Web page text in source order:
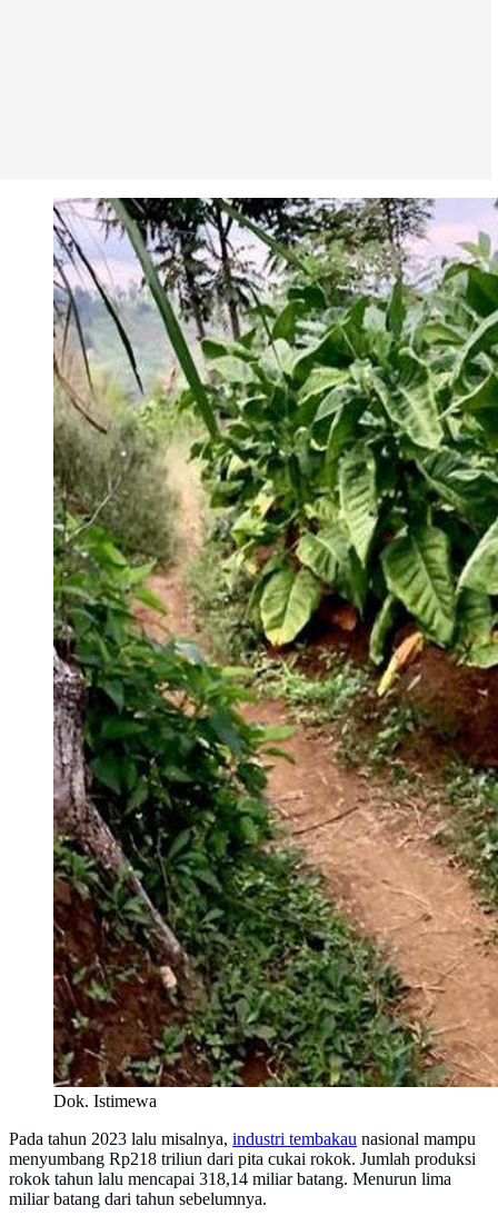
Dok. Istimewa
Pada tahun 2023 lalu misalnya, industri tembakau nasional mampu
menyumbang Rp218 triliun dari pita cukai rokok. Jumlah produksi
rokok tahun lalu mencapai 318,14 miliar batang. Menurun lima
miliar batang dari tahun sebelumnya.